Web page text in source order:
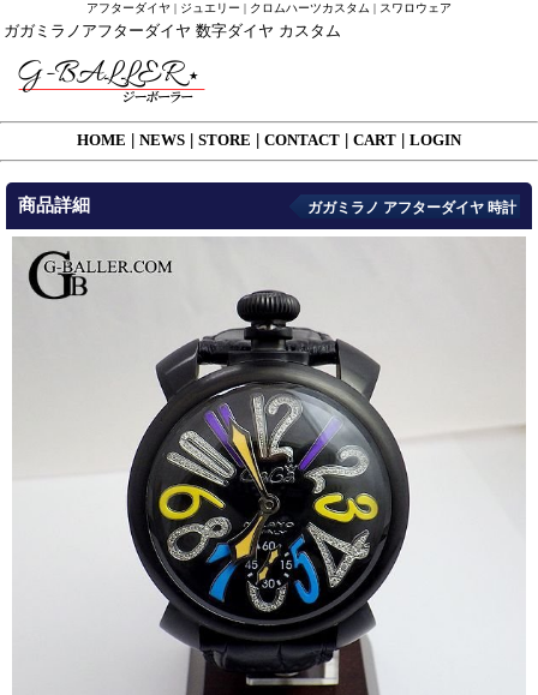
アフターダイヤ | ジュエリー | クロムハーツカスタム | スワロウェア
ガガミラノアフターダイヤ 数字ダイヤ カスタム
HOME NEWS STORE CONTACT CART LOGIN
商品詳細 ガガミラノ アフターダイヤ 時計